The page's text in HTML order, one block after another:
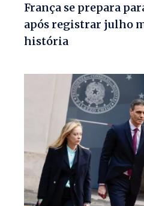
França se prepara
após registrar julho
história